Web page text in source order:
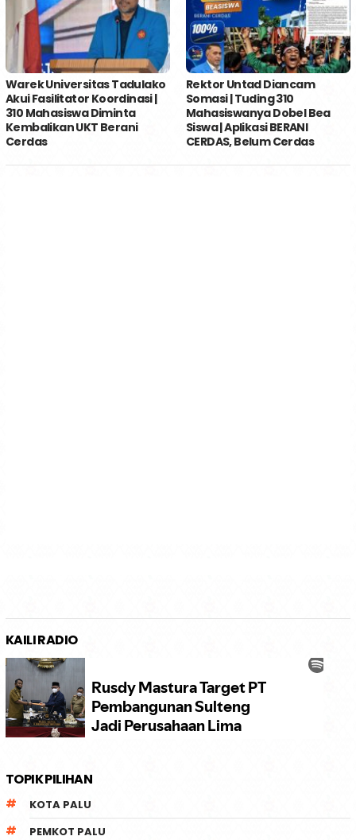
Warek Universitas Tadulako
Akui Fasilitator Koordinasi |
310 Mahasiswa Diminta
Kembalikan UKT Berani
Cerdas
Rektor Untad Diancam
Somasi | Tuding 310
Mahasiswanya Dobel Bea
Siswa | Aplikasi BERANI
CERDAS, Belum Cerdas
KAILI RADIO
TOPIK PILIHAN
KOTA PALU
PEMKOT PALU